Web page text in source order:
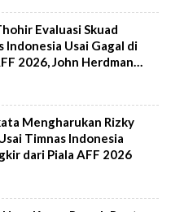
Evaluasi Skuad
Indonesia Usai Gagal di
2026, John Herdman
Mengharukan Rizky
Timnas Indonesia
dari Piala AFF 2026